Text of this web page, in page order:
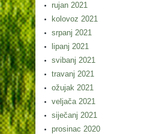
rujan 2021
kolovoz 2021
srpanj 2021
lipanj 2021
svibanj 2021
travanj 2021
ožujak 2021
veljača 2021
siječanj 2021
prosinac 2020